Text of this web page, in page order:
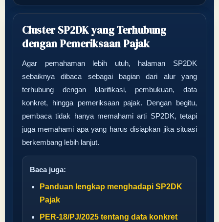
Cluster SP2DK yang Terhubung
dengan Pemeriksaan Pajak
Agar pemahaman lebih utuh, halaman SP2DK
sebaiknya dibaca sebagai bagian dari alur yang
terhubung dengan klarifikasi, pembukuan, data
konkret, hingga pemeriksaan pajak. Dengan begitu,
pembaca tidak hanya memahami arti SP2DK, tetapi
juga memahami apa yang harus disiapkan jika situasi
berkembang lebih lanjut.
Baca juga:
Panduan lengkap menghadapi SP2DK
Pajak
PER-18/PJ/2025 tentang data konkret